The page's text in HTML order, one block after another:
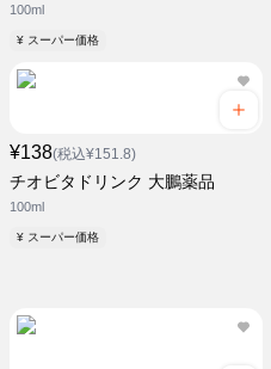
100ml
¥ スーパー価格
¥138(税込¥151.8)
チオビタドリンク 大鵬薬品
100ml
¥ スーパー価格